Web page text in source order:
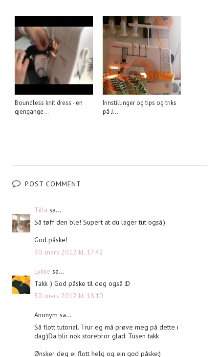
Boundless knit dress - en
gjengange...
Innstillinger og tips og triks
på J...
POST COMMENT
Tilla sa...
Så tøff den ble! Supert at du lager tut også:)
God påske!
30. mars 2012 kl. 17:42
Lykke sa...
Takk :) God påske til deg også :D
30. mars 2012 kl. 18:10
Anonym sa...
Så flott tutorial. Trur eg må prøve meg på dette i
dag:)Da blir nok storebror glad. Tusen takk
Ønsker deg ei flott helg og ein god påske:)